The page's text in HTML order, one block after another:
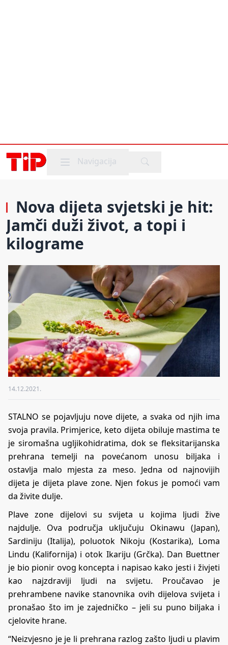
Mobile menu
Navigacija
Nova dijeta svjetski je hit:
Jamči duži život, a topi i
kilograme
14.12.2021.
STALNO se pojavljuju nove dijete, a svaka od njih ima
svoja pravila. Primjerice, keto dijeta obiluje mastima te
je siromašna ugljikohidratima, dok se fleksitarijanska
prehrana temelji na povećanom unosu biljaka i
ostavlja malo mjesta za meso. Jedna od najnovijih
dijeta je dijeta plave zone. Njen fokus je pomoći vam
da živite dulje.
Plave zone dijelovi su svijeta u kojima ljudi žive
najdulje. Ova područja uključuju Okinawu (Japan),
Sardiniju (Italija), poluotok Nikoju (Kostarika), Loma
Lindu (Kalifornija) i otok Ikariju (Grčka). Dan Buettner
je bio pionir ovog koncepta i napisao kako jesti i živjeti
kao najzdraviji ljudi na svijetu. Proučavao je
prehrambene navike stanovnika ovih dijelova svijeta i
pronašao što im je zajedničko – jeli su puno biljaka i
cjelovite hrane.
“Neizvjesno je je li prehrana razlog zašto ljudi u plavim